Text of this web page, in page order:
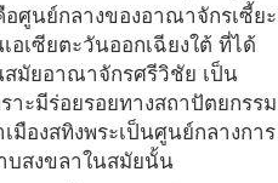
ศูนย์กลางของอาณาจักรเซี้ยะ
อเซียตะวันออกเฉียงใต้ ที่ได้
มัยอาณาจักรศรีวิชัย เป็น
าะมีร่อยรอยทางสถาปัตยกรรม
มืองสทิงพระเป็นศูนย์กลางการ
บสงขลาในสมัยนั้น